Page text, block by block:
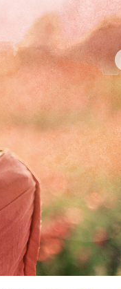
خدمات تنميق